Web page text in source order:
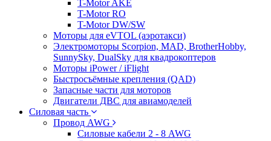
T-Motor AKE
T-Motor RO
T-Motor DW/SW
Моторы для eVTOL (аэротакси)
Электромоторы Scorpion, MAD, BrotherHobby,
SunnySky, DualSky для квадрокоптеров
Моторы iPower / iFlight
Быстросъёмные крепления (QAD)
Запасные части для моторов
Двигатели ДВС для авиамоделей
Силовая часть
Провод AWG
Силовые кабели 2 - 8 AWG